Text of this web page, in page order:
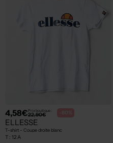
4,58€Prix boutique :
22,90€ -80%
ELLESSE
T-shirt - Coupe droite blanc
T : 12 A